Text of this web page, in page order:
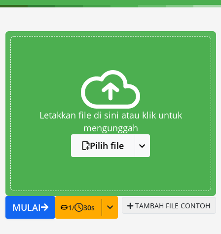
Letakkan file di sini atau klik untuk
mengunggah
Pilih file
MULAI 1/ 30s TAMBAH FILE CONTOH